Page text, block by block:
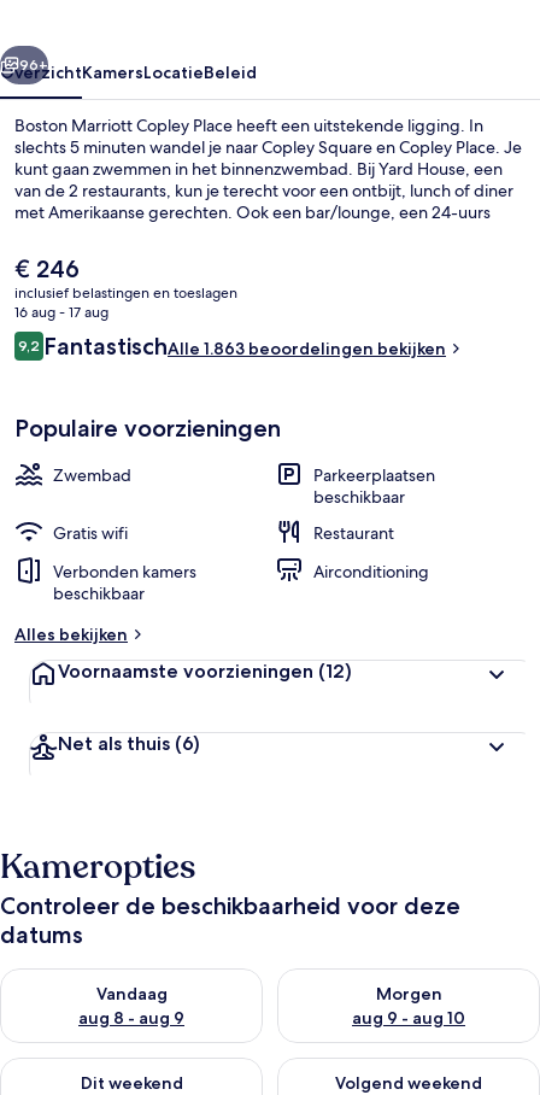
Volgende
96+
OverzichtKamersLocatieBeleid
Boston Marriott Copley Place heeft een uitstekende ligging. In
slechts 5 minuten wandel je naar Copley Square en Copley Place. Je
kunt gaan zwemmen in het binnenzwembad. Bij Yard House, een
van de 2 restaurants, kun je terecht voor een ontbijt, lunch of diner
met Amerikaanse gerechten. Ook een bar/lounge, een 24-uurs
worden gerekend. Andere reizigers zijn heel enthousiast over het
behulpzame personeel en de locatie. Het openbaar vervoer vind je
op korte loopafstand: het is 5 minuten lopen naar Prudential Station
en 5 minuten naar Copley Station.
De
huidige
prijs
is
€ 246
€ 246
inclusief belastingen en toeslagen
16 aug - 17 aug
Beoordelingen
9,29,2 op 10 –
FantastischAlle 1.863 beoordelingen bekijken
Populaire voorzieningen
Zwembad
Parkeerplaatsen
beschikbaar
Gratis wifi
Restaurant
Verbonden kamers
beschikbaar
Airconditioning
Alles bekijken
Voornaamste voorzieningen (12)
Net als thuis (6)
Kameropties
Controleer de beschikbaarheid voor deze
datums
Vandaag
aug 8 - aug 9
De beschikbaarheid controleren voor vanavond aug 8 - aug 9
Morgen
aug 9 - aug 10
De beschikbaarheid
Dit weekend
De beschikbaarheid controleren voor dit weekend aug 14 -
Volgend weekend
De beschikbaarheid